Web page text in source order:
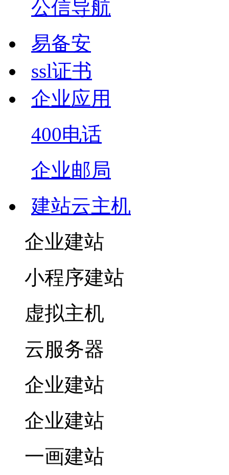
公信导航
易备安
ssl证书
企业应用
400电话
企业邮局
建站云主机
企业建站
小程序建站
虚拟主机
云服务器
企业建站
企业建站
一画建站